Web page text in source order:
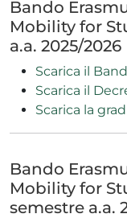
Bando
Mobility for
a.a. 2025/2026
Scarica il
Scarica il
Scarica la
Bando
Mobility for
semestre a.a.